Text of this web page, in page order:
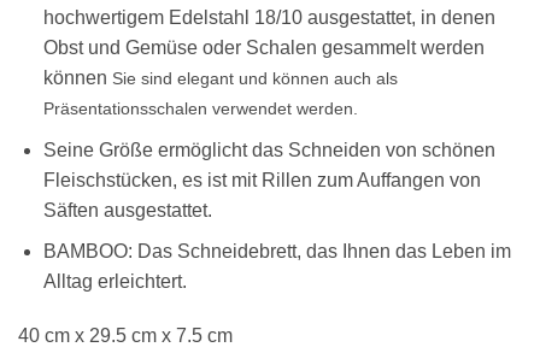
hochwertigem Edelstahl 18/10 ausgestattet, in denen
Obst und Gemüse oder Schalen gesammelt werden
können Sie sind elegant und können auch als
Präsentationsschalen verwendet werden.
Seine Größe ermöglicht das Schneiden von schönen
Fleischstücken, es ist mit Rillen zum Auffangen von
Säften ausgestattet.
BAMBOO: Das Schneidebrett, das Ihnen das Leben im
Alltag erleichtert.
40 cm x 29.5 cm x 7.5 cm